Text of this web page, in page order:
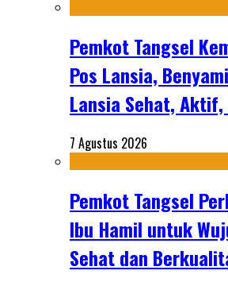
Pemkot Tangsel
Pos Lansia,
Lansia Sehat,
7 Agustus 2026
Pemkot Tangsel
Ibu Hamil untuk
Sehat dan